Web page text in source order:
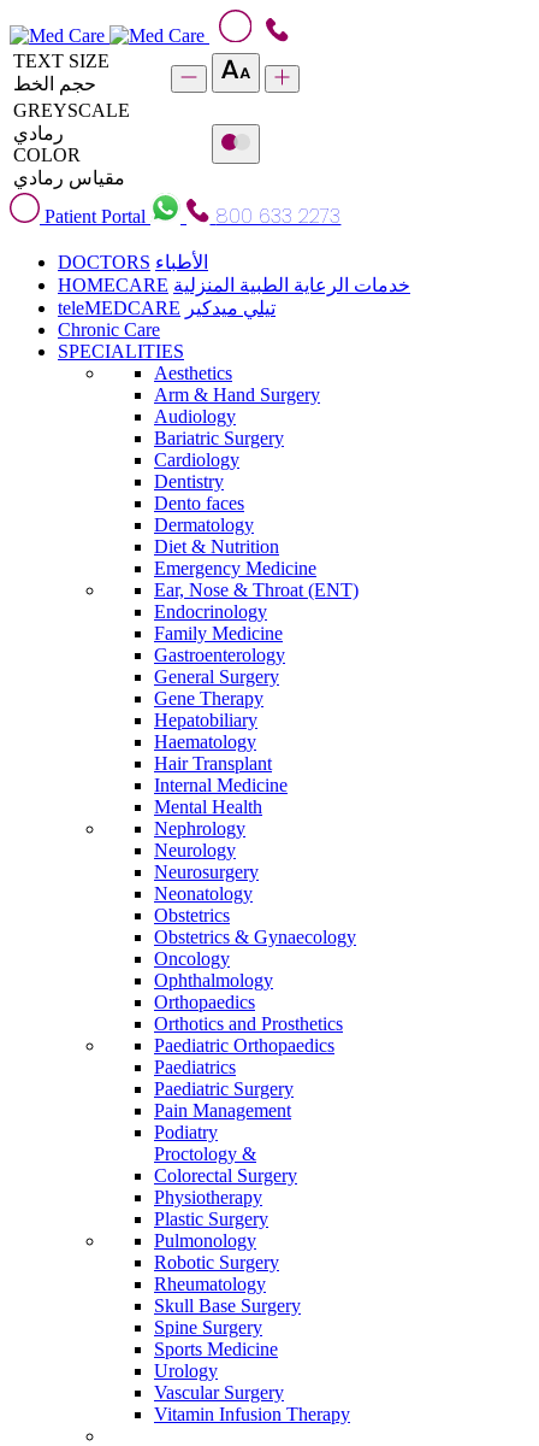
TEXT SIZE
حجم الخط
GREYSCALE
رمادي
COLOR
مقياس رمادي
Patient Portal
800 633 2273
DOCTORS الأطباء
HOMECARE خدمات الرعاية الطبية المنزلية
teleMEDCARE تيلي ميدكير
Chronic Care
SPECIALITIES
Aesthetics
Arm & Hand Surgery
Audiology
Bariatric Surgery
Cardiology
Dentistry
Dento faces
Dermatology
Diet & Nutrition
Emergency Medicine
Ear, Nose & Throat (ENT)
Endocrinology
Family Medicine
Gastroenterology
General Surgery
Gene Therapy
Hepatobiliary
Haematology
Hair Transplant
Internal Medicine
Mental Health
Nephrology
Neurology
Neurosurgery
Neonatology
Obstetrics
Obstetrics & Gynaecology
Oncology
Ophthalmology
Orthopaedics
Orthotics and Prosthetics
Paediatric Orthopaedics
Paediatrics
Paediatric Surgery
Pain Management
Podiatry
Proctology &
Colorectal Surgery
Physiotherapy
Plastic Surgery
Pulmonology
Robotic Surgery
Rheumatology
Skull Base Surgery
Spine Surgery
Sports Medicine
Urology
Vascular Surgery
Vitamin Infusion Therapy